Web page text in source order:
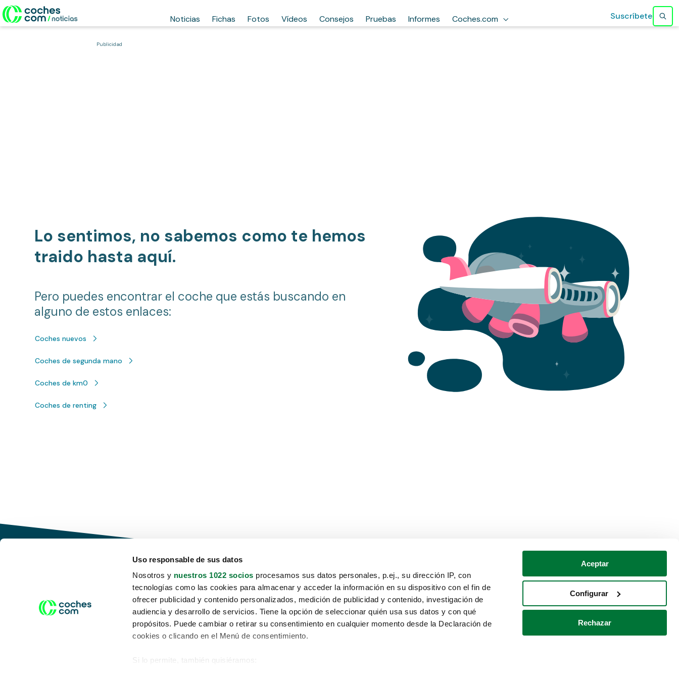
Uso responsable de sus datos
Nosotros y nuestros 1022 socios procesamos sus datos personales, p.ej., su dirección IP, con
tecnologías como las cookies para almacenar y acceder la información en su dispositivo con el fin de
ofrecer publicidad y contenido personalizados, medición de publicidad y contenido, investigación de
audiencia y desarrollo de servicios. Tiene la opción de seleccionar quién usa sus datos y con qué
propósitos. Puede cambiar o retirar su consentimiento en cualquier momento desde la Declaración de
cookies o clicando en el Menú de consentimiento.
Si lo permite, también quisiéramos:
Aceptar
Configurar
Rechazar
Noticias Fichas Fotos Vídeos Consejos Pruebas Informes Coches.com Suscríbete
Publicidad
Lo sentimos, no sabemos como te hemos
traido hasta aquí.
Pero puedes encontrar el coche que estás buscando en
alguno de estos enlaces:
Coches nuevos
Coches de segunda mano
Coches de km0
Coches de renting
Conduce tu futuro,
desata tu movilidad